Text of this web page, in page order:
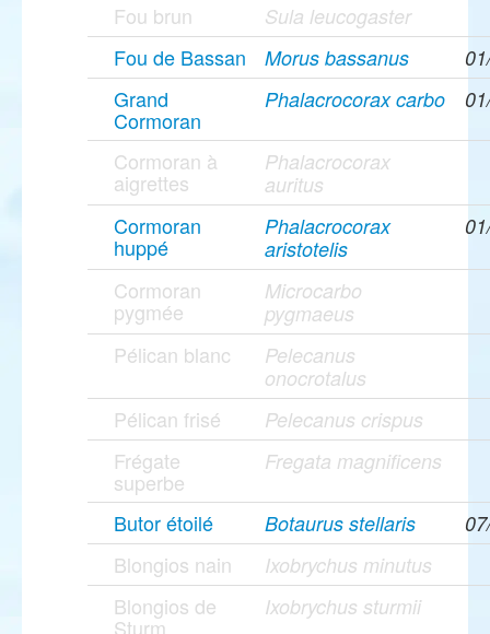
Fou brun Sula leucogaster
Fou de Bassan Morus bassanus
Grand
Cormoran
Phalacrocorax carbo
Cormoran à
aigrettes
Phalacrocorax
auritus
Cormoran
huppé
Phalacrocorax
aristotelis
Cormoran
pygmée
Microcarbo
pygmaeus
Pélican blanc
Pelecanus
onocrotalus
Pélican frisé Pelecanus crispus
Frégate
superbe
Fregata magnificens
Butor étoilé Botaurus stellaris
Blongios nain Ixobrychus minutus
Blongios de
Sturm
Ixobrychus sturmii